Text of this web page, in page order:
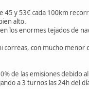
y 53€ cada 100km
alto.
los enormes tejados de
con mucho menor
de las emisiones debido
a 3 turnos las 24h del